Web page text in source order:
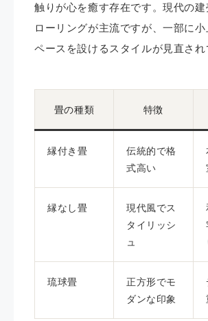
触りが心を癒す存在です。現代の
ローリングが主流ですが、一部に
ペースを設けるスタイルが見直され
畳の種類 特徴
縁付き畳
伝統的で格
式高い
縁なし畳
現代風でス
タイリッシ
ュ
琉球畳
正方形でモ
ダンな印象